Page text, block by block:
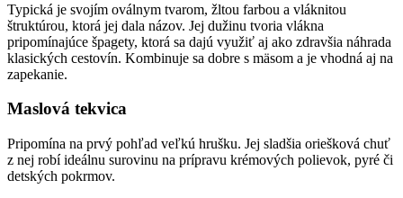
Typická je svojím oválnym tvarom, žltou farbou a vláknitou
štruktúrou, ktorá jej dala názov. Jej dužinu tvoria vlákna
pripomínajúce špagety, ktorá sa dajú využiť aj ako zdravšia náhrada
klasických cestovín. Kombinuje sa dobre s mäsom a je vhodná aj na
zapekanie.
Maslová tekvica
Pripomína na prvý pohľad veľkú hrušku. Jej sladšia oriešková chuť
z nej robí ideálnu surovinu na prípravu krémových polievok, pyré či
detských pokrmov.